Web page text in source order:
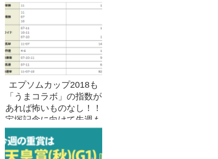
エプソムカップ2018も
「うまコラボ」の指数が
あれば怖いものなし！！
宝塚記念に向けて先週も
悪評を覆す3連単82,490
円ゲット！！